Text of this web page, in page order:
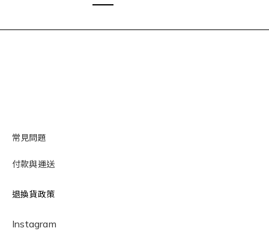
常見問題
付款與運送
退換貨政策
Instagram